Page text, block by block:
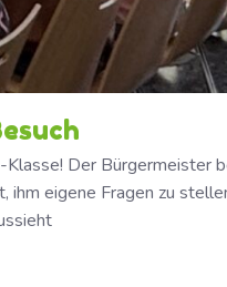
Der Bürgermeister
ihm eigene Fragen zu